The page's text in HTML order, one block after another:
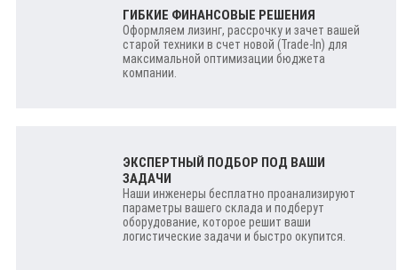
ГИБКИЕ ФИНАНСОВЫЕ РЕШЕНИЯ
Оформляем лизинг, рассрочку и зачет вашей
старой техники в счет новой (Trade-In) для
максимальной оптимизации бюджета
компании.
ЭКСПЕРТНЫЙ ПОДБОР ПОД ВАШИ
ЗАДАЧИ
Наши инженеры бесплатно проанализируют
параметры вашего склада и подберут
оборудование, которое решит ваши
логистические задачи и быстро окупится.